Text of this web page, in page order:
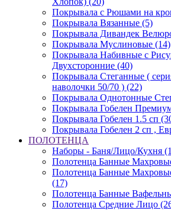
Покрывала с Рюшами на
Покрывала Вязанные (5)
Покрывала Дивандек
Покрывала Муслиновые (14)
Покрывала Набивные с
Двухсторонние (40)
Покрывала Стеганные (
наволочки 50/70 ) (22)
Покрывала Однотонные
Покрывала Гобелен
Покрывала Гобелен 1.5 сп
Покрывала Гобелен 2 сп ,
ПОЛОТЕНЦА
Наборы - Баня/Лицо/Кухня
Полотенца Банные
Полотенца Банные
(17)
Полотенца Банные
Полотенца Средние Лицо